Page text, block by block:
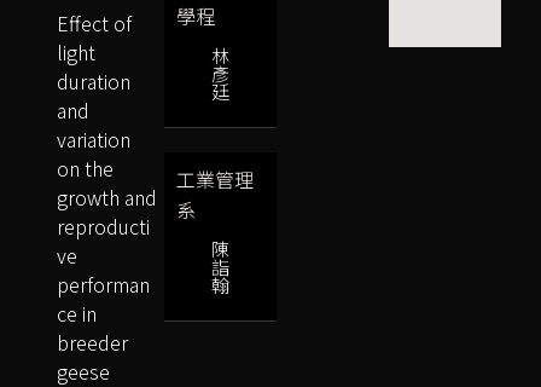
學程
林
彥
廷
工業管理
系
陳
詣
翰
Effect of
light
duration
and
variation
on the
growth and
reproducti
ve
performan
ce in
breeder
geese